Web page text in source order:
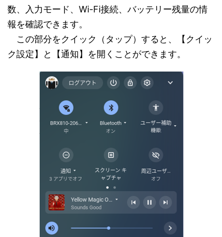
数、入力モード、Wi-Fi接続、バッテリー残量の情
報を確認できます。
この部分をクイック（タップ）すると、【クイッ
ク設定】と【通知】を開くことができます。